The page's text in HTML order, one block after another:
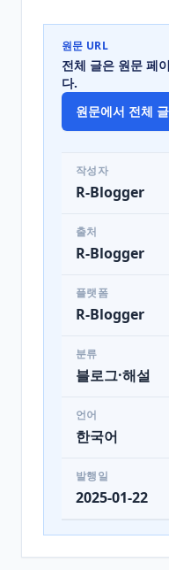
원문 URL
전체 글은 원문 페
다.
원문에서 전체
작성자
R-Blogger
출처
R-Blogger
플랫폼
R-Blogger
분류
블로그·해설
언어
한국어
발행일
2025-01-22